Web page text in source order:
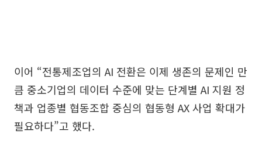
이어 “전통제조업의 AI 전환은 이제 생존의 문제인 만
큼 중소기업의 데이터 수준에 맞는 단계별 AI 지원 정
책과 업종별 협동조합 중심의 협동형 AX 사업 확대가
필요하다”고 했다.